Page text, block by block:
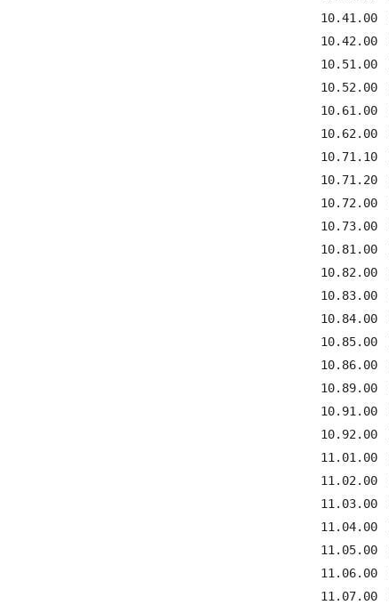
10.41.00
10.42.00
10.51.00
10.52.00
10.61.00
10.62.00
10.71.10
10.71.20
10.72.00
10.73.00
10.81.00
10.82.00
10.83.00
10.84.00
10.85.00
10.86.00
10.89.00
10.91.00
10.92.00
11.01.00
11.02.00
11.03.00
11.04.00
11.05.00
11.06.00
11.07.00